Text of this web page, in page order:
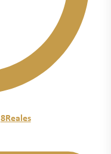
8Reales